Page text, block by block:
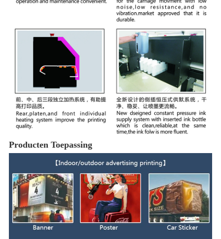
Producten Toepassing